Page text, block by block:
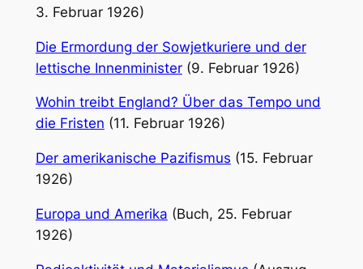
3. Februar 1926)
Die Ermordung der Sowjetkuriere und der
lettische Innenminister(9. Februar 1926)
Wohin treibt England? Über das Tempo und
die Fristen (11. Februar 1926)
Der amerikanische Pazifismus (15. Februar
1926)
Europa und Amerika (Buch, 25. Februar
1926)